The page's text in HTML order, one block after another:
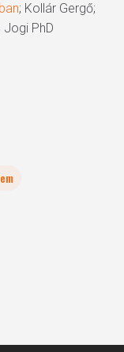
; Kollár Gergő;
PhD